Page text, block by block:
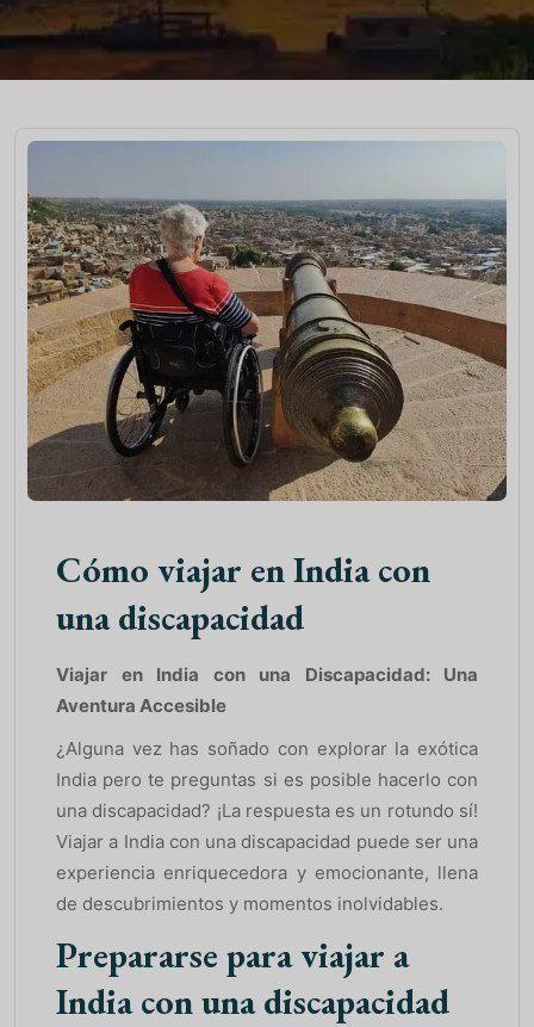
Cómo viajar en India con
una discapacidad
Viajar en India con una Discapacidad: Una
Aventura Accesible
¿Alguna vez has soñado con explorar la exótica
India pero te preguntas si es posible hacerlo con
una discapacidad? ¡La respuesta es un rotundo sí!
Viajar a India con una discapacidad puede ser una
experiencia enriquecedora y emocionante, llena
de descubrimientos y momentos inolvidables.
Prepararse para viajar a
India con una discapacidad